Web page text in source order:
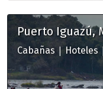
Puerto Iguazú,
Cabañas| Hoteles